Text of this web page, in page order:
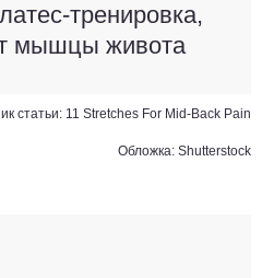
тренировка,
мышцы живота
статьи: 11 Stretches For Mid-Back Pain
Обложка: Shutterstock